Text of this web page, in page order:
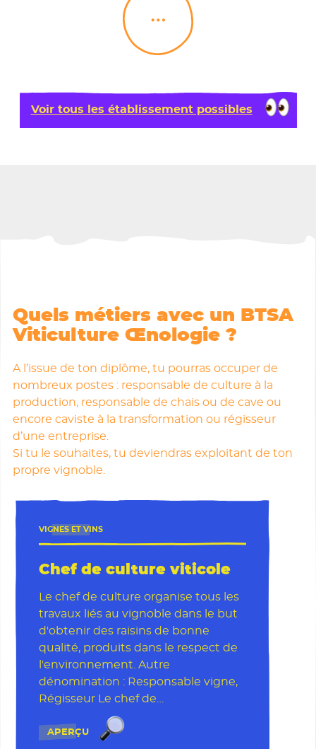
Les formations
Load More
Voir tous les établissement possibles
Quels métiers avec un BTSA
Viticulture Œnologie ?
A l’issue de ton diplôme, tu pourras occuper de
nombreux postes : responsable de culture à la
production, responsable de chais ou de cave ou
encore caviste à la transformation ou régisseur
d’une entreprise.
Si tu le souhaites, tu deviendras exploitant de ton
propre vignoble.
VIGNES ET VINS
Chef de culture viticole
Le chef de culture organise tous les
travaux liés au vignoble dans le but
d'obtenir des raisins de bonne
qualité, produits dans le respect de
l'environnement. Autre
dénomination : Responsable vigne,
Régisseur Le chef de…
APERÇU Chef de culture viticole